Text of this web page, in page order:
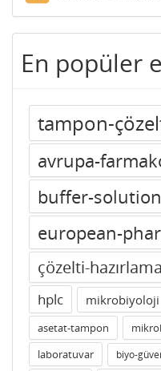
En popüler
tampon-
avrupa-
buffer-solution
european-
çözelti-hazırlama
hplc mikrobiyoloji
asetat-tampon
laboratuvar
biyo-